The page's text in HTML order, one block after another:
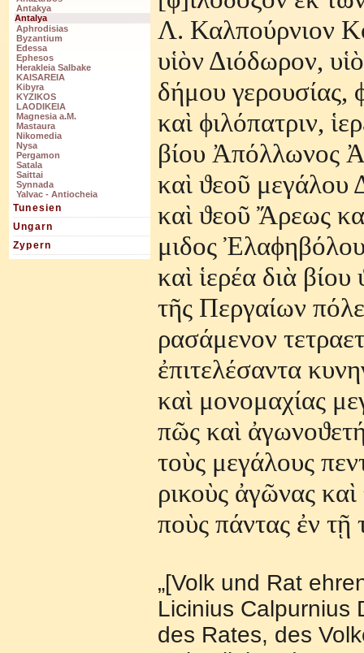
Antakya
Antalya
Aphrodisias
Byzantium
Edessa
Ephesos
Herakleia Salbake
KAISAREIA
Kibyra
KYZIKOS
LAODIKEIA
Magnesia a.M.
Mastaura
Nikomedia
Nysa
Pergamon
Satala
Saittai
Synnada
Yalvac - Antiocheia
Tunesien
Ungarn
Zypern
Λ. Καλπούρνιον
υἱὸν Διόδωρον, υἱὸ
δήμου γερουσίας,
καὶ ϕιλόπατριν, ἱερ
βίου Ἀπόλλωνος
καὶ ϑεοῦ μεγάλου
καὶ ϑεοῦ Ἄρεως κα
μιδος Ἐλαϕηβό
καὶ ἱερέα διὰ βίου
τῆς Περγαίων πό
ρασάμενον τετραετ
ἐπιτελέσαντα
καὶ μονομαχίας
πῶς καὶ ἀγωνοϑετ
τοὺς μεγάλους
ρικοὺς ἀγῶνας καὶ
ποὺς πάντας ἐν τῇ
„[Volk und Rat
Licinius Calpurnius
des Rates, des